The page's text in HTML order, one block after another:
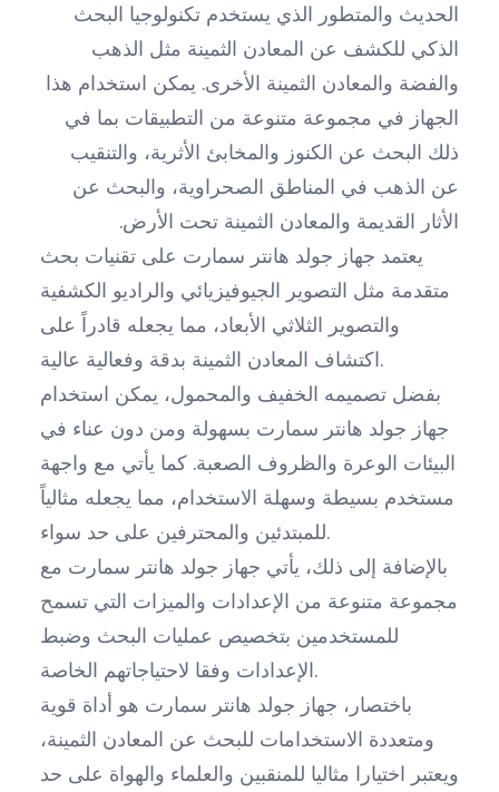
الحديث والمتطور الذي يستخدم تكنولوجيا البحث
الذكي للكشف عن المعادن الثمينة مثل الذهب
والفضة والمعادن الثمينة الأخرى. يمكن استخدام هذا
الجهاز في مجموعة متنوعة من التطبيقات بما في
ذلك البحث عن الكنوز والمخابئ الأثرية، والتنقيب
عن الذهب في المناطق الصحراوية، والبحث عن
الأثار القديمة والمعادن الثمينة تحت الأرض.
يعتمد جهاز جولد هانتر سمارت على تقنيات بحث
متقدمة مثل التصوير الجيوفيزيائي والراديو الكشفية
والتصوير الثلاثي الأبعاد، مما يجعله قادراً على
اكتشاف المعادن الثمينة بدقة وفعالية عالية.
بفضل تصميمه الخفيف والمحمول، يمكن استخدام
جهاز جولد هانتر سمارت بسهولة ومن دون عناء في
البيئات الوعرة والظروف الصعبة. كما يأتي مع واجهة
مستخدم بسيطة وسهلة الاستخدام، مما يجعله مثالياً
للمبتدئين والمحترفين على حد سواء.
بالإضافة إلى ذلك، يأتي جهاز جولد هانتر سمارت مع
مجموعة متنوعة من الإعدادات والميزات التي تسمح
للمستخدمين بتخصيص عمليات البحث وضبط
الإعدادات وفقا لاحتياجاتهم الخاصة.
باختصار، جهاز جولد هانتر سمارت هو أداة قوية
ومتعددة الاستخدامات للبحث عن المعادن الثمينة،
ويعتبر اختيارا مثاليا للمنقبين والعلماء والهواة على حد